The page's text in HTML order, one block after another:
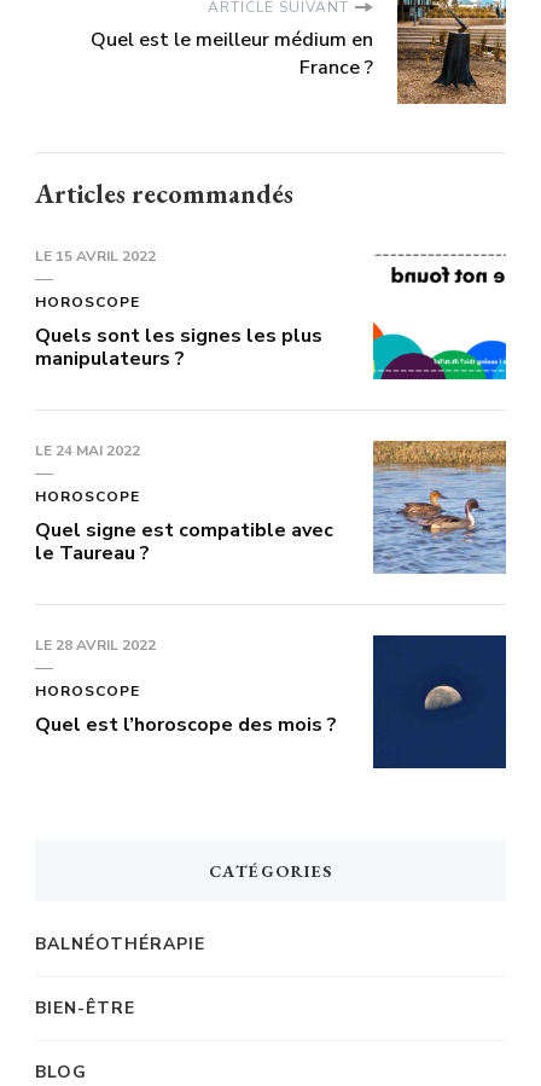
ARTICLE SUIVANT
Quel est le meilleur médium en
France ?
Articles recommandés
LE 15 AVRIL 2022
HOROSCOPE
Quels sont les signes les plus
manipulateurs ?
LE 24 MAI 2022
HOROSCOPE
Quel signe est compatible avec
le Taureau ?
LE 28 AVRIL 2022
HOROSCOPE
Quel est l’horoscope des mois ?
CATÉGORIES
BALNÉOTHÉRAPIE
BIEN-ÊTRE
BLOG